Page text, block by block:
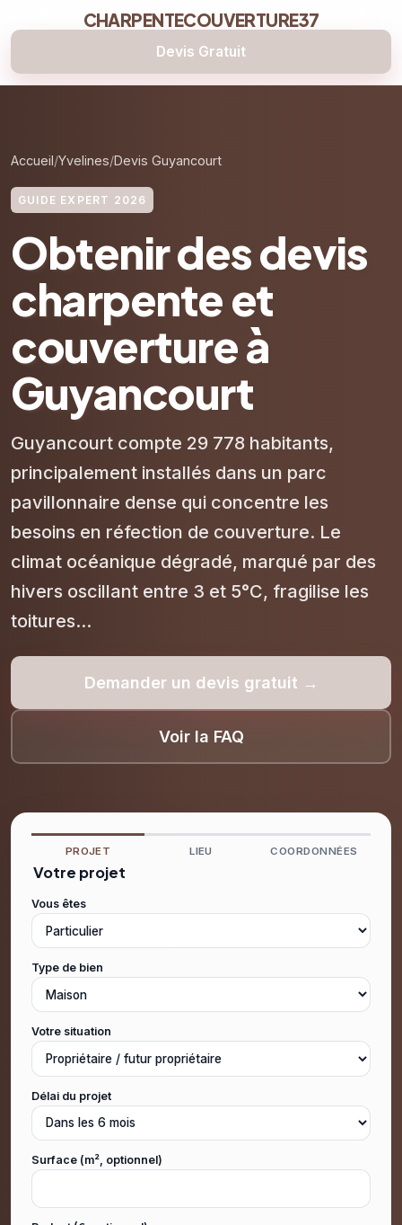
CHARPENTECOUVERTURE37
Devis Gratuit
Accueil Yvelines Devis Guyancourt
GUIDE EXPERT 2026
Obtenir des devis
charpente et
couverture à
Guyancourt
Guyancourt compte 29 778 habitants,
principalement installés dans un parc
pavillonnaire dense qui concentre les
besoins en réfection de couverture. Le
climat océanique dégradé, marqué par des
hivers oscillant entre 3 et 5°C, fragilise les
toitures...
Demander un devis gratuit →
Voir la FAQ
PROJET LIEU COORDONNÉES
Votre projet
Vous êtes
Type de bien
Votre situation
Délai du projet
Surface (m², optionnel)